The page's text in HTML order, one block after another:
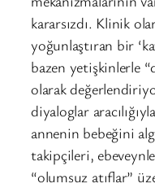
kararsızdı. Klinik
yoğunlaştıran bir
bazen yetişkinlerle
olarak
diyaloglar
annenin bebeğini
takipçileri,
“olumsuz atıflar”